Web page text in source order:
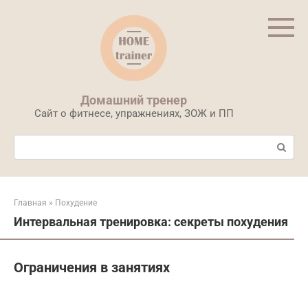
Домашний тренер
Сайт о фитнесе, упражнениях, ЗОЖ и ПП
Поиск:
Главная » Похудение
Интервальная тренировка: секреты похудения
Ограничения в занятиях